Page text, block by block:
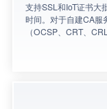
支持SSL和IoT证书大
时间。对于自建CA服
（OCSP、CRT、